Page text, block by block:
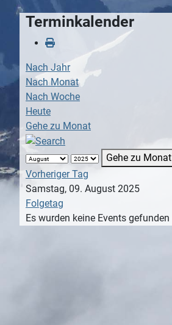
Terminkalender
Nach Jahr
Nach Monat
Nach Woche
Heute
Gehe zu Monat
Gehe zu Monat
Vorheriger Tag
Samstag, 09. August 2025
Folgetag
Es wurden keine Events gefunden